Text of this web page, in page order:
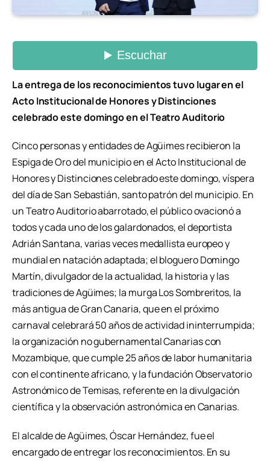
La entrega de los reconocimientos tuvo lugar en el
Acto Institucional de Honores y Distinciones
celebrado este domingo en el Teatro Auditorio
Cinco personas y entidades de Agüimes recibieron la
Espiga de Oro del municipio en el Acto Institucional de
Honores y Distinciones celebrado este domingo, víspera
del día de San Sebastián, santo patrón del municipio. En
un Teatro Auditorio abarrotado, el público ovacionó a
todos y cada uno de los galardonados, el deportista
Adrián Santana, varias veces medallista europeo y
mundial en natación adaptada; el bloguero Domingo
Martín, divulgador de la actualidad, la historia y las
tradiciones de Agüimes; la murga Los Sombreritos, la
más antigua de Gran Canaria, que en el próximo
carnaval celebrará 50 años de actividad ininterrumpida;
la organización no gubernamental Canarias con
Mozambique, que cumple 25 años de labor humanitaria
con el continente africano, y la fundación Observatorio
Astronómico de Temisas, referente en la divulgación
científica y la observación astronómica en Canarias.
El alcalde de Agüimes, Óscar Hernández, fue el
encargado de entregar los reconocimientos. En su